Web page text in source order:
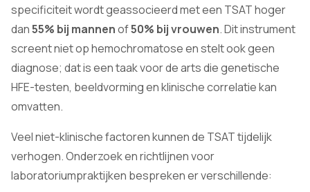
specificiteit wordt geassocieerd met een TSAT hoger
dan55% bij mannenof50% bij vrouwen. Dit instrument
screent niet op hemochromatose en stelt ook geen
diagnose; dat is een taak voor de arts die genetische
HFE-testen, beeldvorming en klinische correlatie kan
omvatten.
Veel niet-klinische factoren kunnen de TSAT tijdelijk
verhogen. Onderzoek en richtlijnen voor
laboratoriumpraktijken bespreken er verschillende: